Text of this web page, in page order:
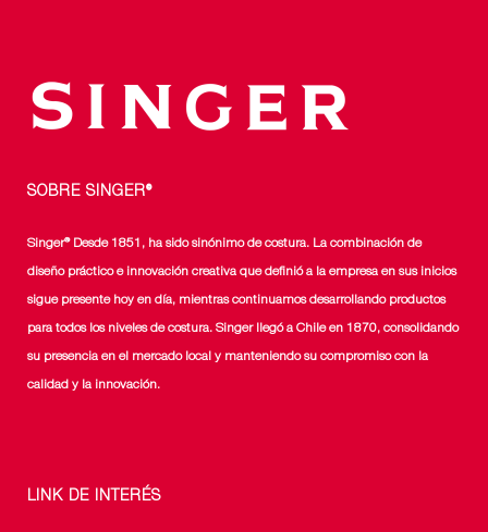
SOBRE SINGER®
Singer® Desde 1851, ha sido sinónimo de costura. La combinación de
diseño práctico e innovación creativa que definió a la empresa en sus inicios
sigue presente hoy en día, mientras continuamos desarrollando productos
para todos los niveles de costura. Singer llegó a Chile en 1870, consolidando
su presencia en el mercado local y manteniendo su compromiso con la
calidad y la innovación.
LINK DE INTERÉS